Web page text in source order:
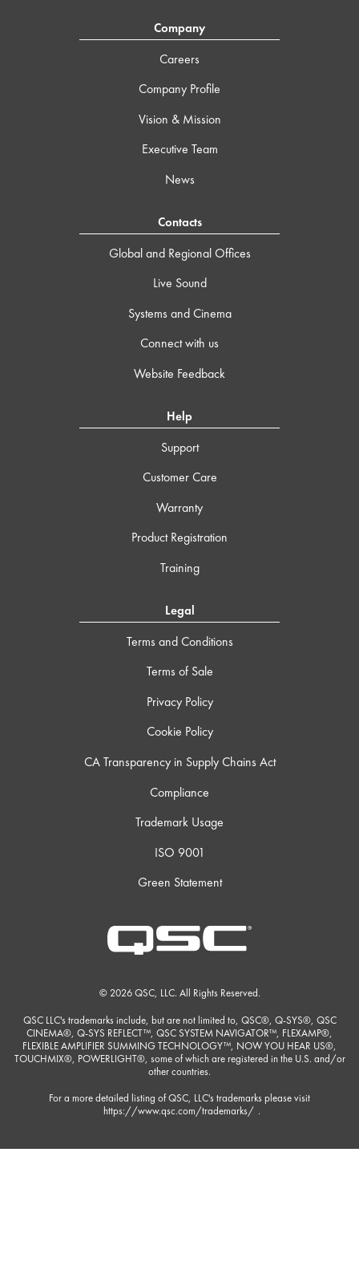
Company
Careers
Company Profile
Vision & Mission
Executive Team
News
Contacts
Global and Regional Offices
Live Sound
Systems and Cinema
Connect with us
Website Feedback
Help
Support
Customer Care
Warranty
Product Registration
Training
Legal
Terms and Conditions
Terms of Sale
Privacy Policy
Cookie Policy
CA Transparency in Supply Chains Act
Compliance
Trademark Usage
ISO 9001
Green Statement
© 2026 QSC, LLC. All Rights Reserved.
QSC LLC's trademarks include, but are not limited to, QSC®, Q-SYS®, QSC
CINEMA®, Q-SYS REFLECT™, QSC SYSTEM NAVIGATOR™, FLEXAMP®,
FLEXIBLE AMPLIFIER SUMMING TECHNOLOGY™, NOW YOU HEAR US®,
TOUCHMIX®, POWERLIGHT®, some of which are registered in the U.S. and/or
other countries.
For a more detailed listing of QSC, LLC's trademarks please visit
https://www.qsc.com/trademarks/ .